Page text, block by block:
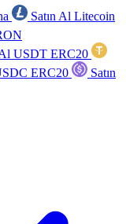
Satın Al Litecoin
Al USDT ERC20
ERC20
Satın